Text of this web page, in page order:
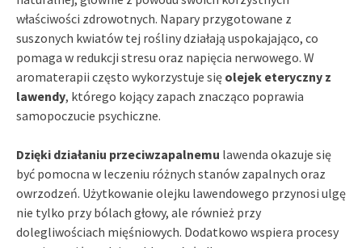
właściwości zdrowotnych. Napary przygotowane z
suszonych kwiatów tej rośliny działają uspokajająco, co
pomaga w redukcji stresu oraz napięcia nerwowego. W
aromaterapii często wykorzystuje się olejek eteryczny z
lawendy, którego kojący zapach znacząco poprawia
samopoczucie psychiczne.
Dzięki działaniu przeciwzapalnemu lawenda okazuje się
być pomocna w leczeniu różnych stanów zapalnych oraz
owrzodzeń. Użytkowanie olejku lawendowego przynosi ulgę
nie tylko przy bólach głowy, ale również przy
dolegliwościach mięśniowych. Dodatkowo wspiera procesy